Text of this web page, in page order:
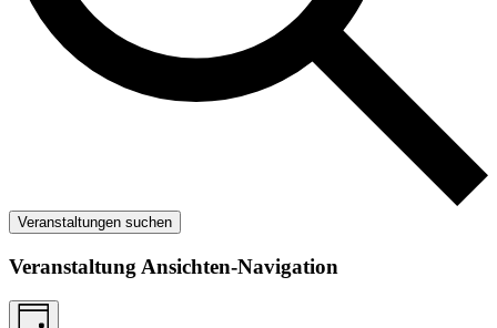
Veranstaltungen suchen
Veranstaltung Ansichten-Navigation